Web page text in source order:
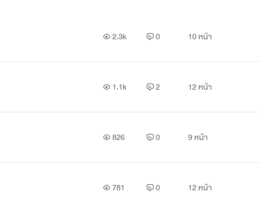
2.3k 0 10 หน้า
1.1k 2 12 หน้า
826 0 9 หน้า
781 0 12 หน้า